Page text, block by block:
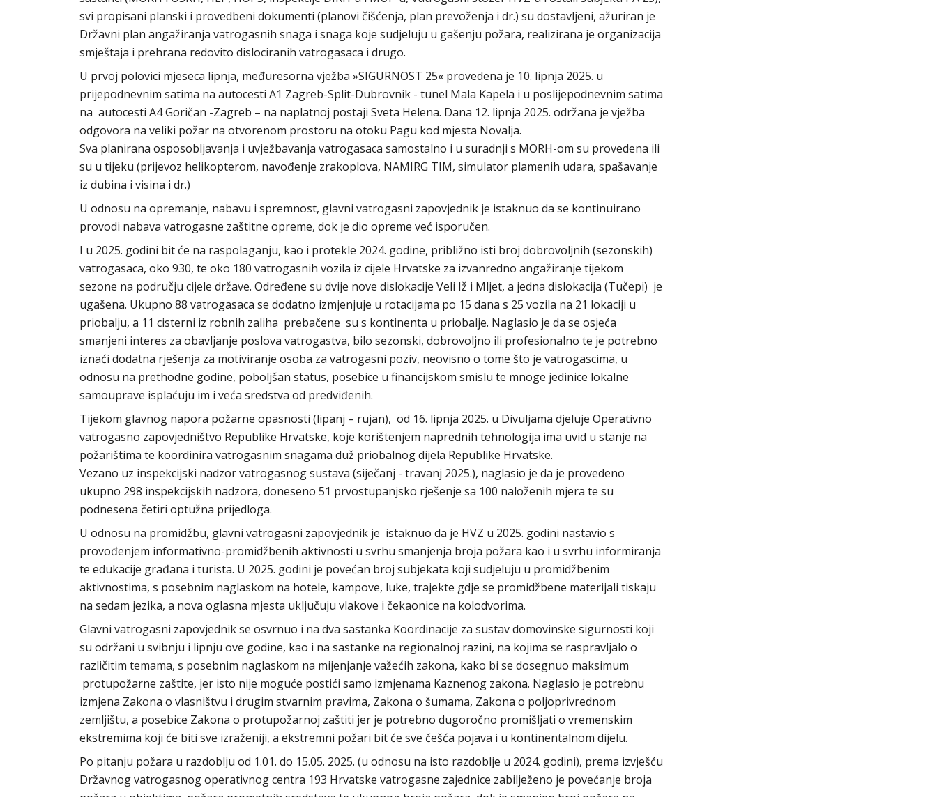
svi propisani planski i provedbeni dokumenti (planovi čišćenja, plan prevoženja i dr.) su dostavljeni, ažuriran je
Državni plan angažiranja vatrogasnih snaga i snaga koje sudjeluju u gašenju požara, realizirana je organizacija
smještaja i prehrana redovito dislociranih vatrogasaca i drugo.
U prvoj polovici mjeseca lipnja, međuresorna vježba »SIGURNOST 25« provedena je 10. lipnja 2025. u
prijepodnevnim satima na autocesti A1 Zagreb-Split-Dubrovnik - tunel Mala Kapela i u poslijepodnevnim satima
na autocesti A4 Goričan -Zagreb – na naplatnoj postaji Sveta Helena. Dana 12. lipnja 2025. održana je vježba
odgovora na veliki požar na otvorenom prostoru na otoku Pagu kod mjesta Novalja.
Sva planirana osposobljavanja i uvježbavanja vatrogasaca samostalno i u suradnji s MORH-om su provedena ili
su u tijeku (prijevoz helikopterom, navođenje zrakoplova, NAMIRG TIM, simulator plamenih udara, spašavanje
iz dubina i visina i dr.)
U odnosu na opremanje, nabavu i spremnost, glavni vatrogasni zapovjednik je istaknuo da se kontinuirano
provodi nabava vatrogasne zaštitne opreme, dok je dio opreme već isporučen.
I u 2025. godini bit će na raspolaganju, kao i protekle 2024. godine, približno isti broj dobrovoljnih (sezonskih)
vatrogasaca, oko 930, te oko 180 vatrogasnih vozila iz cijele Hrvatske za izvanredno angažiranje tijekom
sezone na području cijele države. Određene su dvije nove dislokacije Veli Iž i Mljet, a jedna dislokacija (Tučepi) je
ugašena. Ukupno 88 vatrogasaca se dodatno izmjenjuje u rotacijama po 15 dana s 25 vozila na 21 lokaciji u
priobalju, a 11 cisterni iz robnih zaliha prebačene su s kontinenta u priobalje. Naglasio je da se osjeća
smanjeni interes za obavljanje poslova vatrogastva, bilo sezonski, dobrovoljno ili profesionalno te je potrebno
iznaći dodatna rješenja za motiviranje osoba za vatrogasni poziv, neovisno o tome što je vatrogascima, u
odnosu na prethodne godine, poboljšan status, posebice u financijskom smislu te mnoge jedinice lokalne
samouprave isplaćuju im i veća sredstva od predviđenih.
Tijekom glavnog napora požarne opasnosti (lipanj – rujan), od 16. lipnja 2025. u Divuljama djeluje Operativno
vatrogasno zapovjedništvo Republike Hrvatske, koje korištenjem naprednih tehnologija ima uvid u stanje na
požarištima te koordinira vatrogasnim snagama duž priobalnog dijela Republike Hrvatske.
Vezano uz inspekcijski nadzor vatrogasnog sustava (siječanj - travanj 2025.), naglasio je da je provedeno
ukupno 298 inspekcijskih nadzora, doneseno 51 prvostupanjsko rješenje sa 100 naloženih mjera te su
podnesena četiri optužna prijedloga.
U odnosu na promidžbu, glavni vatrogasni zapovjednik je istaknuo da je HVZ u 2025. godini nastavio s
provođenjem informativno-promidžbenih aktivnosti u svrhu smanjenja broja požara kao i u svrhu informiranja
te edukacije građana i turista. U 2025. godini je povećan broj subjekata koji sudjeluju u promidžbenim
aktivnostima, s posebnim naglaskom na hotele, kampove, luke, trajekte gdje se promidžbene materijali tiskaju
na sedam jezika, a nova oglasna mjesta uključuju vlakove i čekaonice na kolodvorima.
Glavni vatrogasni zapovjednik se osvrnuo i na dva sastanka Koordinacije za sustav domovinske sigurnosti koji
su održani u svibnju i lipnju ove godine, kao i na sastanke na regionalnoj razini, na kojima se raspravljalo o
različitim temama, s posebnim naglaskom na mijenjanje važećih zakona, kako bi se dosegnuo maksimum
protupožarne zaštite, jer isto nije moguće postići samo izmjenama Kaznenog zakona. Naglasio je potrebnu
izmjena Zakona o vlasništvu i drugim stvarnim pravima, Zakona o šumama, Zakona o poljoprivrednom
zemljištu, a posebice Zakona o protupožarnoj zaštiti jer je potrebno dugoročno promišljati o vremenskim
ekstremima koji će biti sve izraženiji, a ekstremni požari bit će sve češća pojava i u kontinentalnom dijelu.
Po pitanju požara u razdoblju od 1.01. do 15.05. 2025. (u odnosu na isto razdoblje u 2024. godini), prema izvješću
Državnog vatrogasnog operativnog centra 193 Hrvatske vatrogasne zajednice zabilježeno je povećanje broja